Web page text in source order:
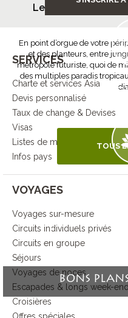
Les plages de
En point d’orgue de votre
et des planteurs, entre
métropole futuriste, quoi de
des multiples paradis
TOUS
BONS
SERVICES
Charte et services Asia
Devis personnalisé
Taux de change & Devises
Visas
Listes de mariage
Infos pays
VOYAGES
Voyages sur-mesure
Circuits individuels privés
Circuits en groupe
Séjours
Voyages de noces
Escapades & longs week-
Croisières